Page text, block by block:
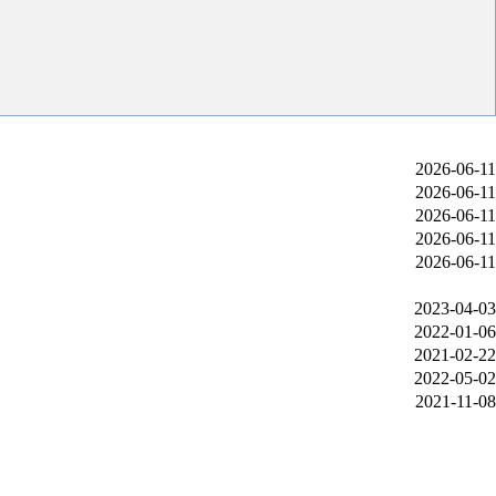
2026-06-11
2026-06-11
2026-06-11
2026-06-11
2026-06-11
2023-04-03
2022-01-06
2021-02-22
2022-05-02
2021-11-08